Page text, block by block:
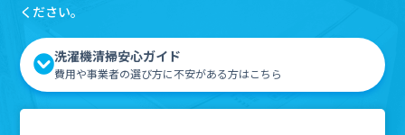
ください。
洗濯機清掃安心ガイド
費用や事業者の選び方に不安がある方はこちら